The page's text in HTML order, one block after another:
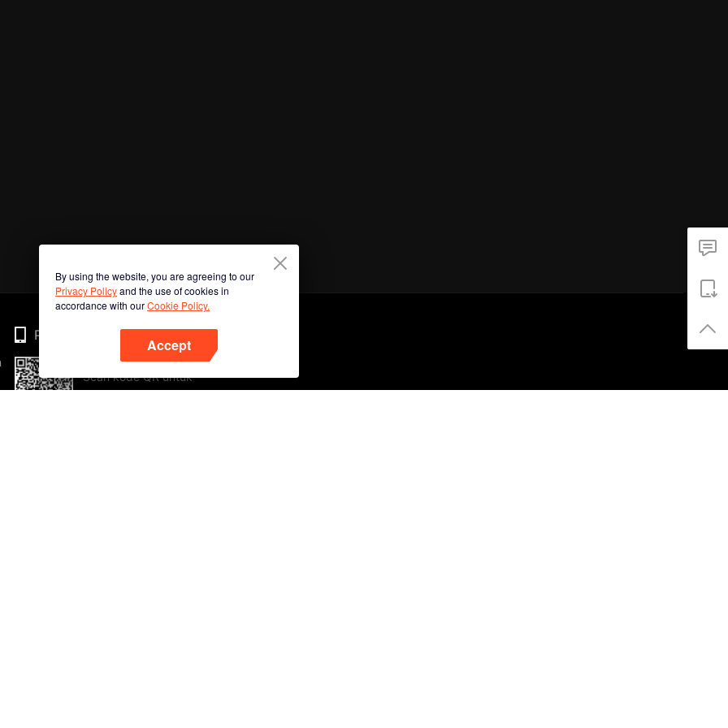
By using the website, you are agreeing to our
Privacy Policyand the use of cookies in
accordance with ourCookie Policy.
Accept
Phone
Scan kode QR untuk
mengunduh sekarang!